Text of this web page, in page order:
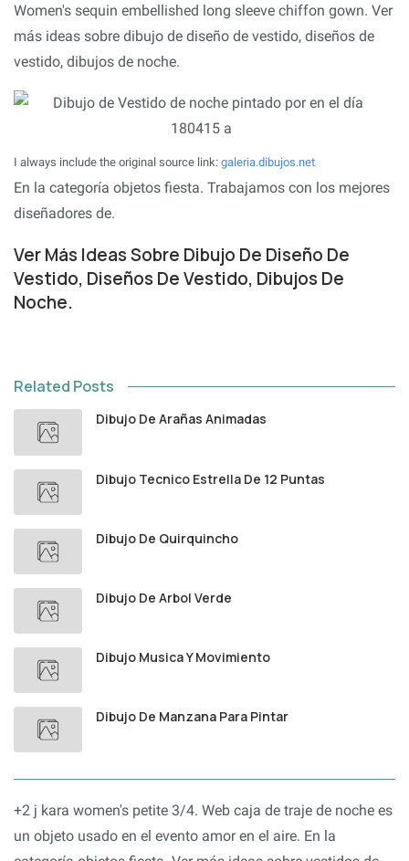
Women's sequin embellished long sleeve chiffon gown. Ver
más ideas sobre dibujo de diseño de vestido, diseños de
vestido, dibujos de noche.
I always include the original source link: galeria.dibujos.net
En la categoría objetos fiesta. Trabajamos con los mejores
diseñadores de.
Ver Más Ideas Sobre Dibujo De Diseño De
Vestido, Diseños De Vestido, Dibujos De
Noche.
Related Posts
Dibujo De Arañas Animadas
Dibujo Tecnico Estrella De 12 Puntas
Dibujo De Quirquincho
Dibujo De Arbol Verde
Dibujo Musica Y Movimiento
Dibujo De Manzana Para Pintar
+2 j kara women's petite 3/4. Web caja de traje de noche es
un objeto usado en el evento amor en el aire. En la